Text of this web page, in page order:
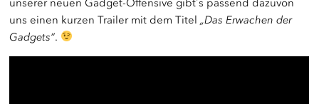
unserer neuen Gadget-Offensive gibt´s passend dazuvon
uns einen kurzen Trailer mit dem Titel„Das Erwachen der
Gadgets“.